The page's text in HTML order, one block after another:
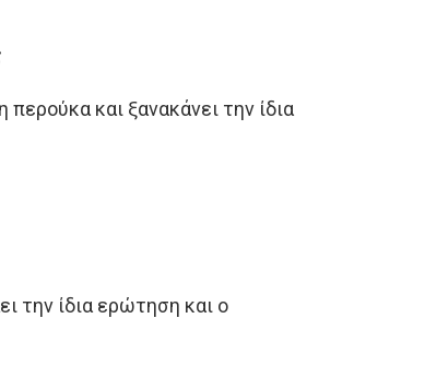
και ξανακάνει την ίδια
την ίδια ερώτηση και ο